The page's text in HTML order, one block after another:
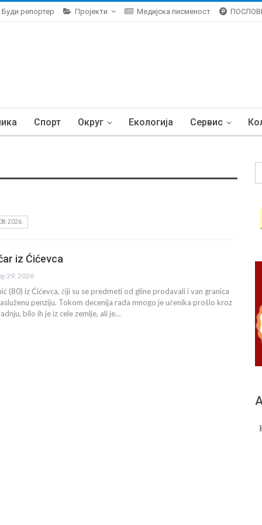
Буди репортер Пројекти Медијска писменост
Спорт Округ Екологија Сервис
iz Ćićevca
29, 2026
(80) iz Ćićevca, čiji su se predmeti od gline prodavali i van granica
penziju. Tokom decenija rada mnogo je učenika prošlo kroz
bilo ih je iz cele zemlje, ali je…